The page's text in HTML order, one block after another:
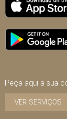
Peça aqui a sua
VER SERVIÇOS